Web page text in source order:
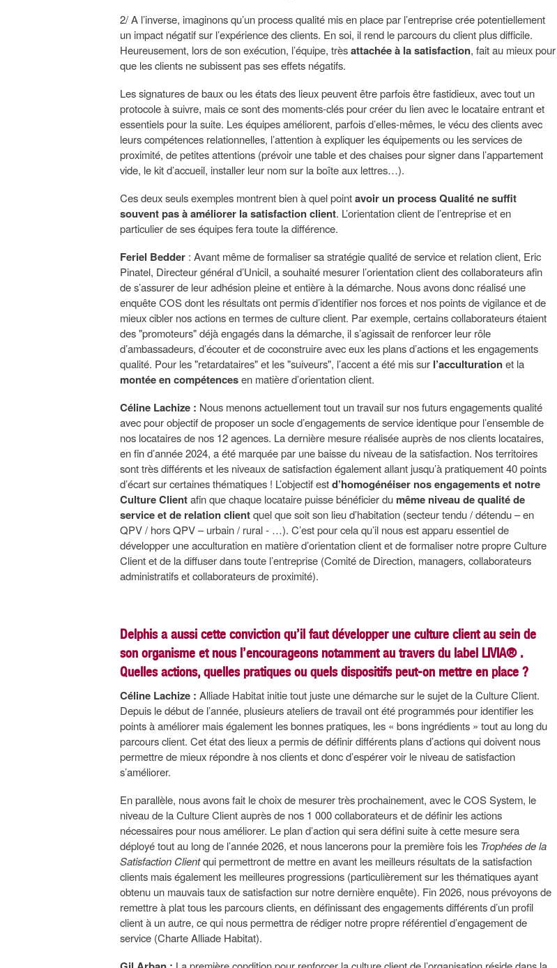
2/ A l’inverse, imaginons qu’un process qualité mis en place par l’entreprise crée potentiellement
un impact négatif sur l’expérience des clients. En soi, il rend le parcours du client plus difficile.
Heureusement, lors de son exécution, l’équipe, trèsattachée à la satisfaction, fait au mieux pour
que les clients ne subissent pas ses effets négatifs.
Les signatures de baux ou les états des lieux peuvent être parfois être fastidieux, avec tout un
protocole à suivre, mais ce sont des moments-clés pour créer du lien avec le locataire entrant et
essentiels pour la suite. Les équipes améliorent, parfois d’elles-mêmes, le vécu des clients avec
leurs compétences relationnelles, l’attention à expliquer les équipements ou les services de
proximité, de petites attentions (prévoir une table et des chaises pour signer dans l’appartement
vide, le kit d’accueil, installer leur nom sur la boîte aux lettres…).
Ces deux seuls exemples montrent bien à quel pointavoir un process Qualité ne suffit
souvent pas à améliorer la satisfaction client. L’orientation client de l’entreprise et en
particulier de ses équipes fera toute la différence.
Feriel Bedder : Avant même de formaliser sa stratégie qualité de service et relation client, Eric
Pinatel, Directeur général d’Unicil, a souhaité mesurer l’orientation client des collaborateurs afin
de s’assurer de leur adhésion pleine et entière à la démarche. Nous avons donc réalisé une
enquête COS dont les résultats ont permis d’identifier nos forces et nos points de vigilance et de
mieux cibler nos actions en termes de culture client. Par exemple, certains collaborateurs étaient
des "promoteurs" déjà engagés dans la démarche, il s’agissait de renforcer leur rôle
d’ambassadeurs, d’écouter et de coconstruire avec eux les plans d’actions et les engagements
qualité. Pour les "retardataires" et les "suiveurs", l’accent a été mis sur l’acculturationet la
montée en compétencesen matière d’orientation client.
Céline Lachize : Nous menons actuellement tout un travail sur nos futurs engagements qualité
avec pour objectif de proposer un socle d’engagements de service identique pour l’ensemble de
nos locataires de nos 12 agences. La dernière mesure réalisée auprès de nos clients locataires,
en fin d’année 2024, a été marquée par une baisse du niveau de la satisfaction. Nos territoires
sont très différents et les niveaux de satisfaction également allant jusqu’à pratiquement 40 points
d’écart sur certaines thématiques ! L’objectif estd’homogénéiser nos engagements et notre
Culture Clientafin que chaque locataire puisse bénéficier du même niveau de qualité de
service et de relation clientquel que soit son lieu d’habitation (secteur tendu / détendu – en
QPV / hors QPV – urbain / rural - …). C’est pour cela qu’il nous est apparu essentiel de
développer une acculturation en matière d’orientation client et de formaliser notre propre Culture
Client et de la diffuser dans toute l’entreprise (Comité de Direction, managers, collaborateurs
administratifs et collaborateurs de proximité).
Delphis a aussi cette conviction qu’il faut développer une culture client au sein de
son organisme et nous l’encourageons notamment au travers du label LIVIA® .
Quelles actions, quelles pratiques ou quels dispositifs peut-on mettre en place ?
Céline Lachize : Alliade Habitat initie tout juste une démarche sur le sujet de la Culture Client.
Depuis le début de l’année, plusieurs ateliers de travail ont été programmés pour identifier les
points à améliorer mais également les bonnes pratiques, les « bons ingrédients » tout au long du
parcours client. Cet état des lieux a permis de définir différents plans d’actions qui doivent nous
permettre de mieux répondre à nos clients et donc d’espérer voir le niveau de satisfaction
s’améliorer.
En parallèle, nous avons fait le choix de mesurer très prochainement, avec le COS System, le
niveau de la Culture Client auprès de nos 1 000 collaborateurs et de définir les actions
nécessaires pour nous améliorer. Le plan d’action qui sera défini suite à cette mesure sera
déployé tout au long de l’année 2026, et nous lancerons pour la première fois les Trophées de la
Satisfaction Clientqui permettront de mettre en avant les meilleurs résultats de la satisfaction
clients mais également les meilleures progressions (particulièrement sur les thématiques ayant
obtenu un mauvais taux de satisfaction sur notre dernière enquête). Fin 2026, nous prévoyons de
remettre à plat tous les parcours clients, en définissant des engagements différents d’un profil
client à un autre, ce qui nous permettra de rédiger notre propre référentiel d’engagement de
service (Charte Alliade Habitat).